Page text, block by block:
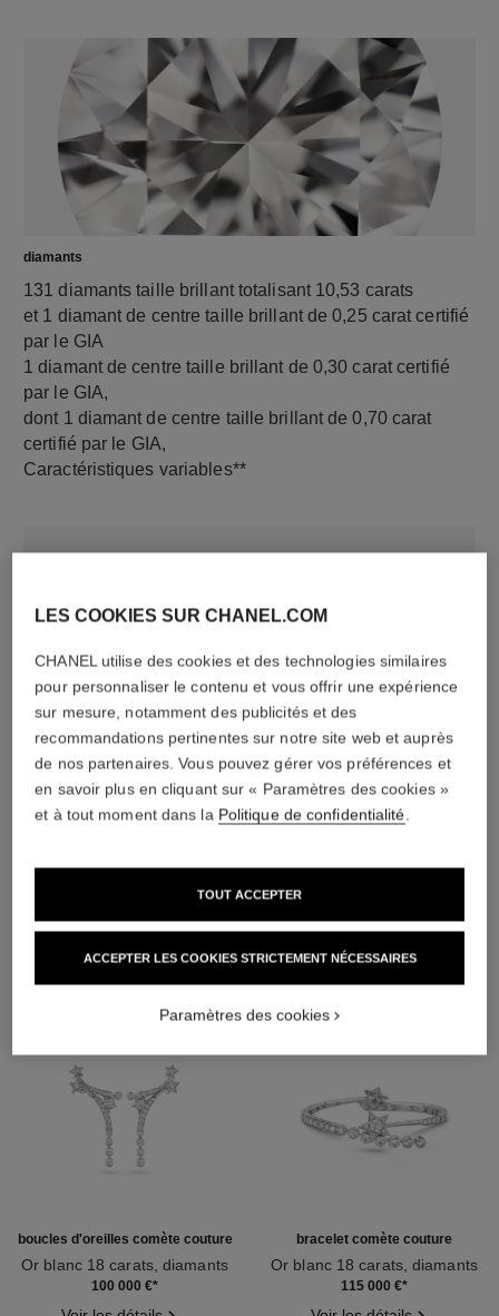
diamants
131 diamants taille brillant totalisant 10,53 carats
et 1 diamant de centre taille brillant de 0,25 carat certifié
par le GIA
1 diamant de centre taille brillant de 0,30 carat certifié
par le GIA,
dont 1 diamant de centre taille brillant de 0,70 carat
certifié par le GIA,
Caractéristiques variables**
matériau
Or blanc 18 carats
DÉCOUVREZ AUSSI
boucles d'oreilles comète couture
Or blanc 18 carats, diamants
Réf. J64764100 000 €*
bracelet comète couture
Or blanc 18 carats, diamants
Réf. J64819115 000 €*
LES COOKIES SUR CHANEL.COM
CHANEL utilise des cookies et des technologies similaires
pour personnaliser le contenu et vous offrir une expérience
sur mesure, notamment des publicités et des
recommandations pertinentes sur notre site web et auprès
de nos partenaires. Vous pouvez gérer vos préférences et
en savoir plus en cliquant sur « Paramètres des cookies »
et à tout moment dans la Politique de confidentialité.
ACCEPTER LES COOKIES STRICTEMENT NÉCESSAIRES
TOUT ACCEPTER
Paramètres des cookies